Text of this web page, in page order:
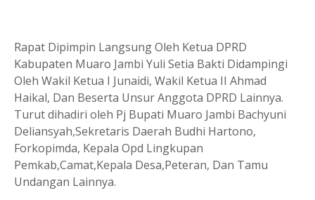
Rapat Dipimpin Langsung Oleh Ketua DPRD
Kabupaten Muaro Jambi Yuli Setia Bakti Didampingi
Oleh Wakil Ketua I Junaidi, Wakil Ketua II Ahmad
Haikal, Dan Beserta Unsur Anggota DPRD Lainnya.
Turut dihadiri oleh Pj Bupati Muaro Jambi Bachyuni
Deliansyah,Sekretaris Daerah Budhi Hartono,
Forkopimda, Kepala Opd Lingkupan
Pemkab,Camat,Kepala Desa,Peteran, Dan Tamu
Undangan Lainnya.